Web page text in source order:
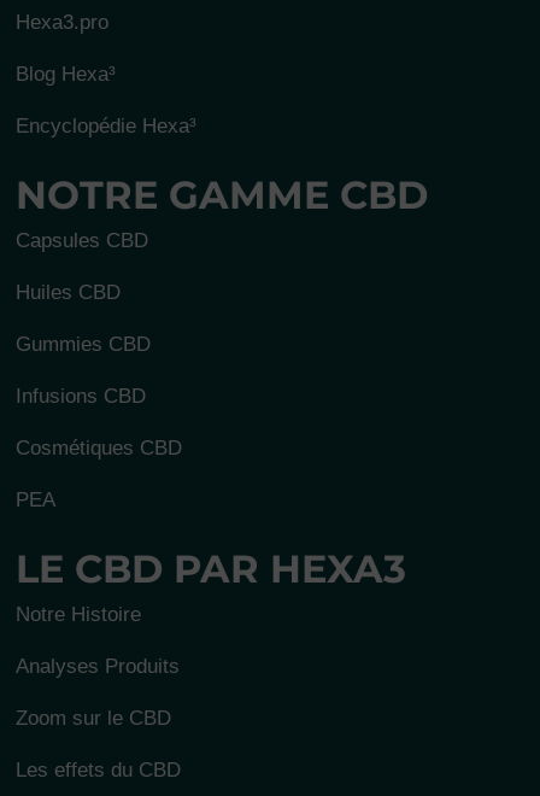
Hexa3.pro
Blog Hexa³
Encyclopédie Hexa³
NOTRE GAMME CBD
Capsules CBD
Huiles CBD
Gummies CBD
Infusions CBD
Cosmétiques CBD
PEA
LE CBD PAR HEXA3
Notre Histoire
Analyses Produits
Zoom sur le CBD
Les effets du CBD